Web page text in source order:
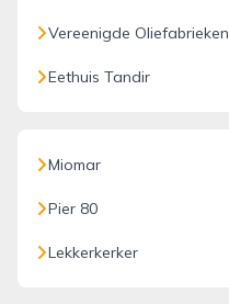
Vereenigde Oliefabrieken
Eethuis Tandir
Miomar
Pier 80
Lekkerkerker